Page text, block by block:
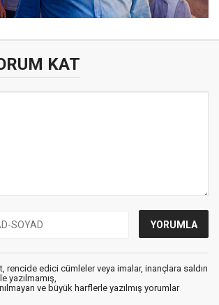
KAT
rencide edici cümleler veya imalar, inançlara saldırı
yazılmamış,
ve büyük harflerle yazılmış yorumlar